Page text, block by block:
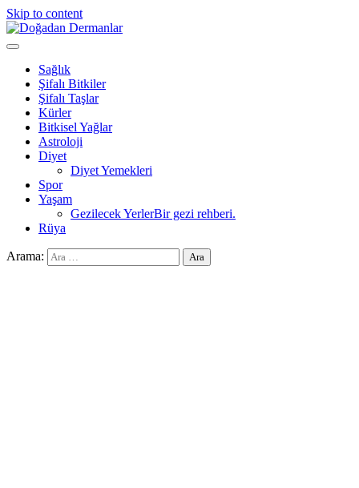
Skip to content
Sağlık
Şifalı Bitkiler
Şifalı Taşlar
Kürler
Bitkisel Yağlar
Astroloji
Diyet
Diyet Yemekleri
Spor
Yaşam
Gezilecek YerlerBir gezi rehberi.
Rüya
Arama: